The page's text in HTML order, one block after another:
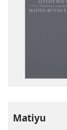
Matiyu